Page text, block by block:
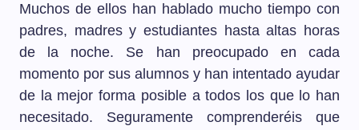
Muchos de ellos han hablado mucho tiempo con
padres, madres y estudiantes hasta altas horas
de la noche. Se han preocupado en cada
momento por sus alumnos y han intentado ayudar
de la mejor forma posible a todos los que lo han
necesitado. Seguramente comprenderéis que